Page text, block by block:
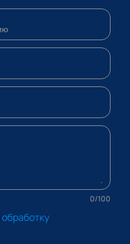
0/100
обработку